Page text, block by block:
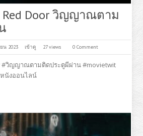
Red Door วิญญาณตาม
น 2023 เข้าดู 27 views 0 Comment
#วิญญาณตามติดประตูผีผ่าน #movietwit
นังออนไลน์